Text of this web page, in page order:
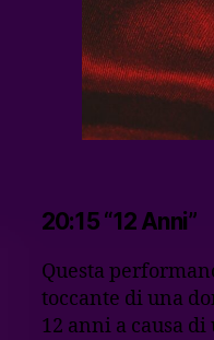
20:15 “12 Anni”
Questa
toccante di una
12 anni a causa